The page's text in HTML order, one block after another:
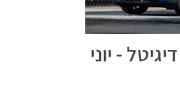
- יוני